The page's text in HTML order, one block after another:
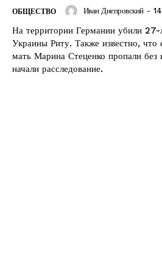
ОБЩЕСТВО Иван Днепровский -
На территории Германии убили
Украины Риту. Также известно, что
мать Марина Стеценко пропали без
начали расследование.